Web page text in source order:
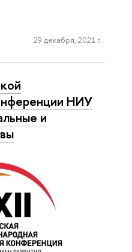
29 декабря, 2021 г.
НИУ
и